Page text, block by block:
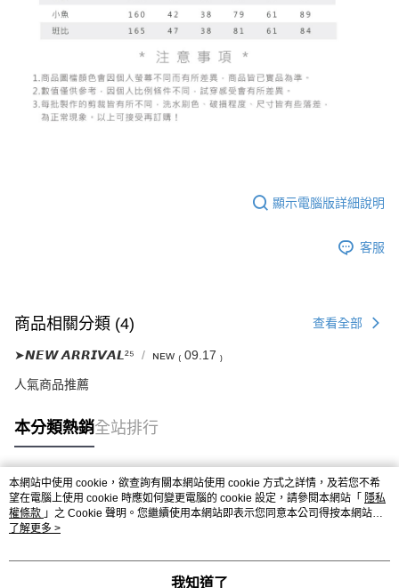
顯示電腦版詳細說明
客服
商品相關分類 (4) 查看全部
➤𝙉𝙀𝙒 𝘼𝙍𝙍𝙄𝙑𝘼𝙇²⁵ ɴᴇᴡ ₍ 09.17 ₎
人氣商品推薦
本分類熱銷全站排行
熱門標籤
本網站中使用 cookie，欲查詢有關本網站使用 cookie 方式之詳情，及若您不希
望在電腦上使用 cookie 時應如何變更電腦的 cookie 設定，請參閱本網站「 隱私
權條款 」之 Cookie 聲明。您繼續使用本網站即表示您同意本公司得按本網站使
用條款之 Cookie 聲明使用 cookie。
了解更多 >
我知道了